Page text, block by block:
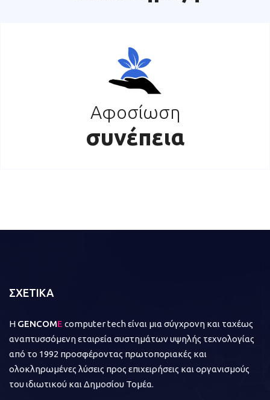
Αφοσίωση
συνέπεια
ΣΧΕΤΙΚΑ
Η GENCOME computer tech είναι μια σύγχρονη και ταχέως
αναπτυσσόμενη εταιρεία συστημάτων υψηλής τεχνολογίας
από το 1992 προσφέροντας πρωτοποριακές και
ολοκληρωμένες λύσεις προς επιχειρήσεις και οργανισμούς
του ιδιωτικού και Δημοσίου Τομέα.